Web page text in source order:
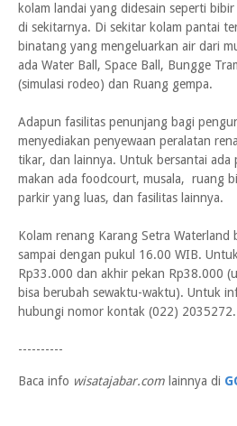
kolam landai yang didesain seperti
di sekitarnya. Di sekitar kolam pantai
binatang yang mengeluarkan air dari
ada Water Ball, Space Ball, Bungge
(simulasi rodeo) dan Ruang gempa.
Adapun fasilitas penunjang bagi
menyediakan penyewaan peralatan
tikar, dan lainnya. Untuk bersantai ada
makan ada foodcourt, musala, ruang
parkir yang luas, dan fasilitas lainnya.
Kolam renang Karang Setra
sampai dengan pukul 16.00 WIB.
Rp33.000 dan akhir pekan Rp38.000
bisa berubah sewaktu-waktu). Untuk
hubungi nomor kontak (022) 2035272.
----------
Baca info wisatajabar.com lainnya di